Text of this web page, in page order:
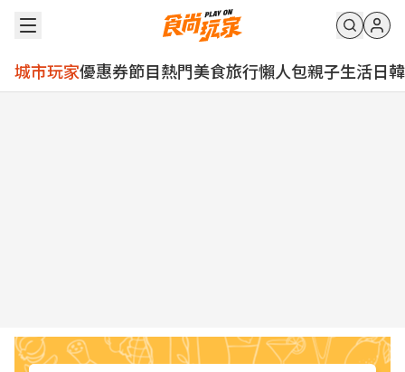
城市玩家優惠券節目熱門美食旅行懶人包親子生活日韓